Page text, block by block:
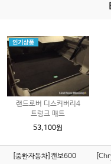
랜드로버 디스커버리4
트렁크 매트
53,100원
[중한자동차]캔보600